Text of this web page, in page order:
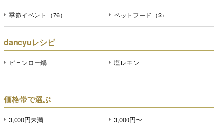
季節イベント（76） ペットフード（3）
dancyuレシピ
ピェンロー鍋 塩レモン
価格帯で選ぶ
3,000円未満 3,000円〜